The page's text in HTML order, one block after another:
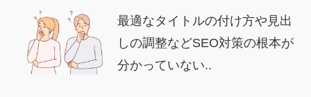
最適なタイトルの付け方や見出
しの調整などSEO対策の根本が
分かっていない..